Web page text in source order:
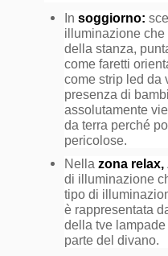
In soggiorno:
illuminazione
della stanza,
come faretti
come strip led da
presenza di
assolutamente
da terra perché
pericolose.
Nella zona relax,
di illuminazione
tipo di
è rappresentata
della tve
parte del divano.